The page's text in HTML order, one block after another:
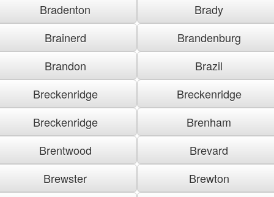
Bradenton
Brady
Brainerd
Brandenburg
Brandon
Brazil
Breckenridge
Breckenridge
Breckenridge
Brenham
Brentwood
Brevard
Brewster
Brewton